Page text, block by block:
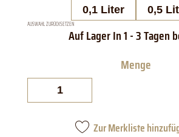
0,1 Liter 0,5
AUSWAHL ZURÜCKSETZEN
Menge
Zur Merkliste